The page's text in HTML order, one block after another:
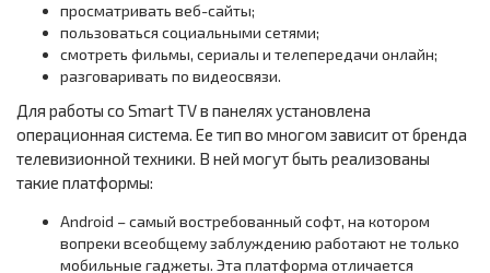
просматривать веб-сайты;
пользоваться социальными сетями;
смотреть фильмы, сериалы и телепередачи онлайн;
разговаривать по видеосвязи.
Для работы со Smart TV в панелях установлена
операционная система. Ее тип во многом зависит от бренда
телевизионной техники. В ней могут быть реализованы
такие платформы:
Android – самый востребованный софт, на котором
вопреки всеобщему заблуждению работают не только
мобильные гаджеты. Эта платформа отличается